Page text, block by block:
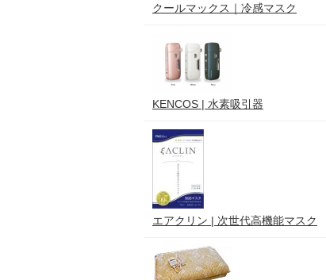
クールマックス｜冷感マスク
KENCOS | 水素吸引器
エアクリン | 次世代高機能マスク